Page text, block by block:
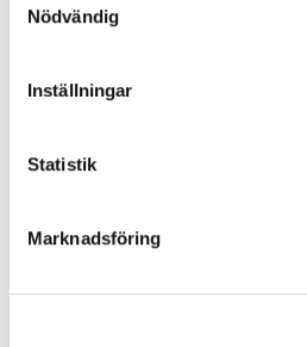
Nödvändig
Inställningar
Statistik
Marknadsföring